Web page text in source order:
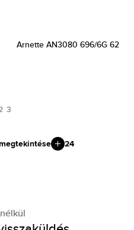
Arnette AN3080 696/6G 62
3
24